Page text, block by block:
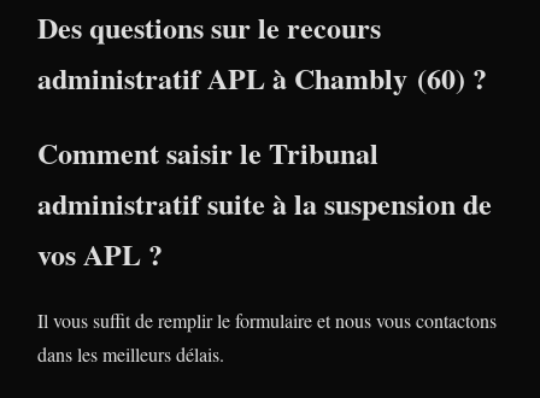
Des questions sur le recours
administratif APL à Chambly (60) ?
Comment saisir le Tribunal
administratif suite à la suspension de
vos APL ?
Il vous suffit de remplir le formulaire et nous vous contactons
dans les meilleurs délais.